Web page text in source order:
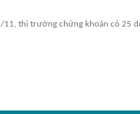
thị trường chứng khoán có 25